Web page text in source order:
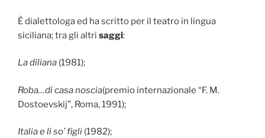
È dialettologa ed ha scritto per il teatro in lingua
siciliana; tra gli altri saggi:
La diliana (1981);
Roba…di casa noscia(premio internazionale “F. M.
Dostoevskij”, Roma, 1991);
Italia e li so’ figli (1982);